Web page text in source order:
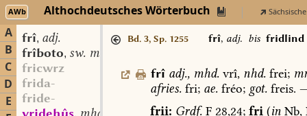
AWb Althochdeutsches Wörterbuch
A
B
C
D
E
frî, adj.
frîboto, sw. m.
fricwrz
frida-
fride-
,
Bd. 3, Sp. 1255 frî, adj. bis fridlind
frî adj., mhd. vrî, nhd. frei;
afries. fri; ae.fréo; got.freis.
frii: Grdf.F28,24; fri(inNb,